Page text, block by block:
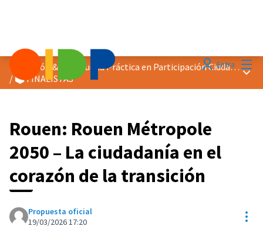
EntraDistinción &quot;Buena Práctica en Participación Ciudadana&quot; 2026
/🗳️ FINALISTAS
Rouen: Rouen Métropole
2050 – La ciudadanía en el
corazón de la transición
Propuesta oficial
19/03/2026 17:20